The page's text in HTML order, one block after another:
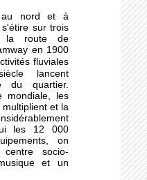
nord et à
s'étire sur trois
la route de
en 1900
fluviales
lancent
du quartier.
mondiale, les
et la
les 12 000
on
socio-
et un